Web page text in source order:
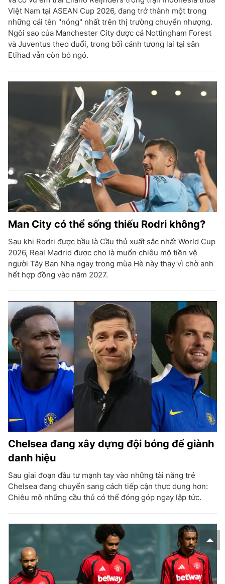
Việt Nam tại ASEAN Cup 2026, đang trở thành một trong
những cái tên "nóng" nhất trên thị trường chuyển nhượng.
Ngôi sao của Manchester City được cả Nottingham Forest
và Juventus theo đuổi, trong bối cảnh tương lai tại sân
Etihad vẫn còn bỏ ngỏ.
Man City có thể sống thiếu Rodri không?
Sau khi Rodri được bầu là Cầu thủ xuất sắc nhất World Cup
2026, Real Madrid được cho là muốn chiêu mộ tiền vệ
người Tây Ban Nha ngay trong mùa Hè này thay vì chờ anh
hết hợp đồng vào năm 2027.
Chelsea đang xây dựng đội bóng để giành
danh hiệu
Sau giai đoạn đầu tư mạnh tay vào những tài năng trẻ
Chelsea đang chuyển sang cách tiếp cận thực dụng hơn:
Chiêu mộ những cầu thủ có thể đóng góp ngay lập tức.